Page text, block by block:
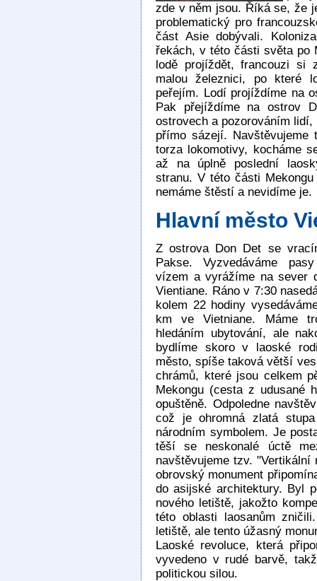
zde v něm jsou. Říká se, že
problematický pro
část Asie dobývali.
řekách, v této části světa po
lodě projíždět, francouzi si
malou železnici, po které
peřejím. Lodí projíždíme na
Pak přejíždíme na ostrov
ostrovech a pozorováním
přímo sázejí. Navštěvujeme
torza lokomotivy, kocháme
až na úplně poslední
stranu. V této části
nemáme štěstí a nevidíme je.
Hlavní město
Z ostrova Don Det se
Pakse. Vyzvedáváme
vízem a vyrážíme na sever
Vientiane. Ráno v 7:30
kolem 22 hodiny
km ve Vietniane. Máme
hledáním ubytování, ale
bydlíme skoro v laoské
město, spíše taková větší
chrámů, které jsou celkem
Mekongu (cesta z udusané
opuštěně. Odpoledne
což je ohromná zlatá
národním symbolem. Je
těší se neskonalé úctě
navštěvujeme tzv.
obrovský monument
do asijské architektury. Byl
nového letiště, jakožto
této oblasti laosanům
letiště, ale tento úžasný
Laoské revoluce, která
vyvedeno v rudé barvě,
politickou silou.